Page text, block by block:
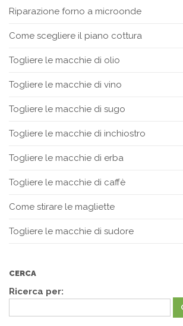
Riparazione forno a microonde
Come scegliere il piano cottura
Togliere le macchie di olio
Togliere le macchie di vino
Togliere le macchie di sugo
Togliere le macchie di inchiostro
Togliere le macchie di erba
Togliere le macchie di caffè
Come stirare le magliette
Togliere le macchie di sudore
CERCA
Ricerca per: